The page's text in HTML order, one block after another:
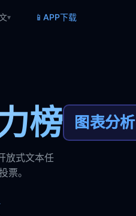
▾ 📱 APP下载
榜 图表分析
放式文本任
票。